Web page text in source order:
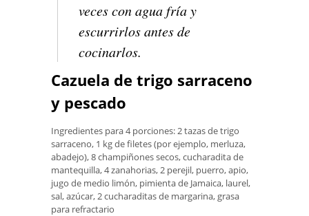
veces con agua fría y
escurrirlos antes de
cocinarlos.
Cazuela de trigo sarraceno
y pescado
Ingredientes para 4 porciones: 2 tazas de trigo
sarraceno, 1 kg de filetes (por ejemplo, merluza,
abadejo), 8 champiñones secos, cucharadita de
mantequilla, 4 zanahorias, 2 perejil, puerro, apio,
jugo de medio limón, pimienta de Jamaica, laurel,
sal, azúcar, 2 cucharaditas de margarina, grasa
para refractario